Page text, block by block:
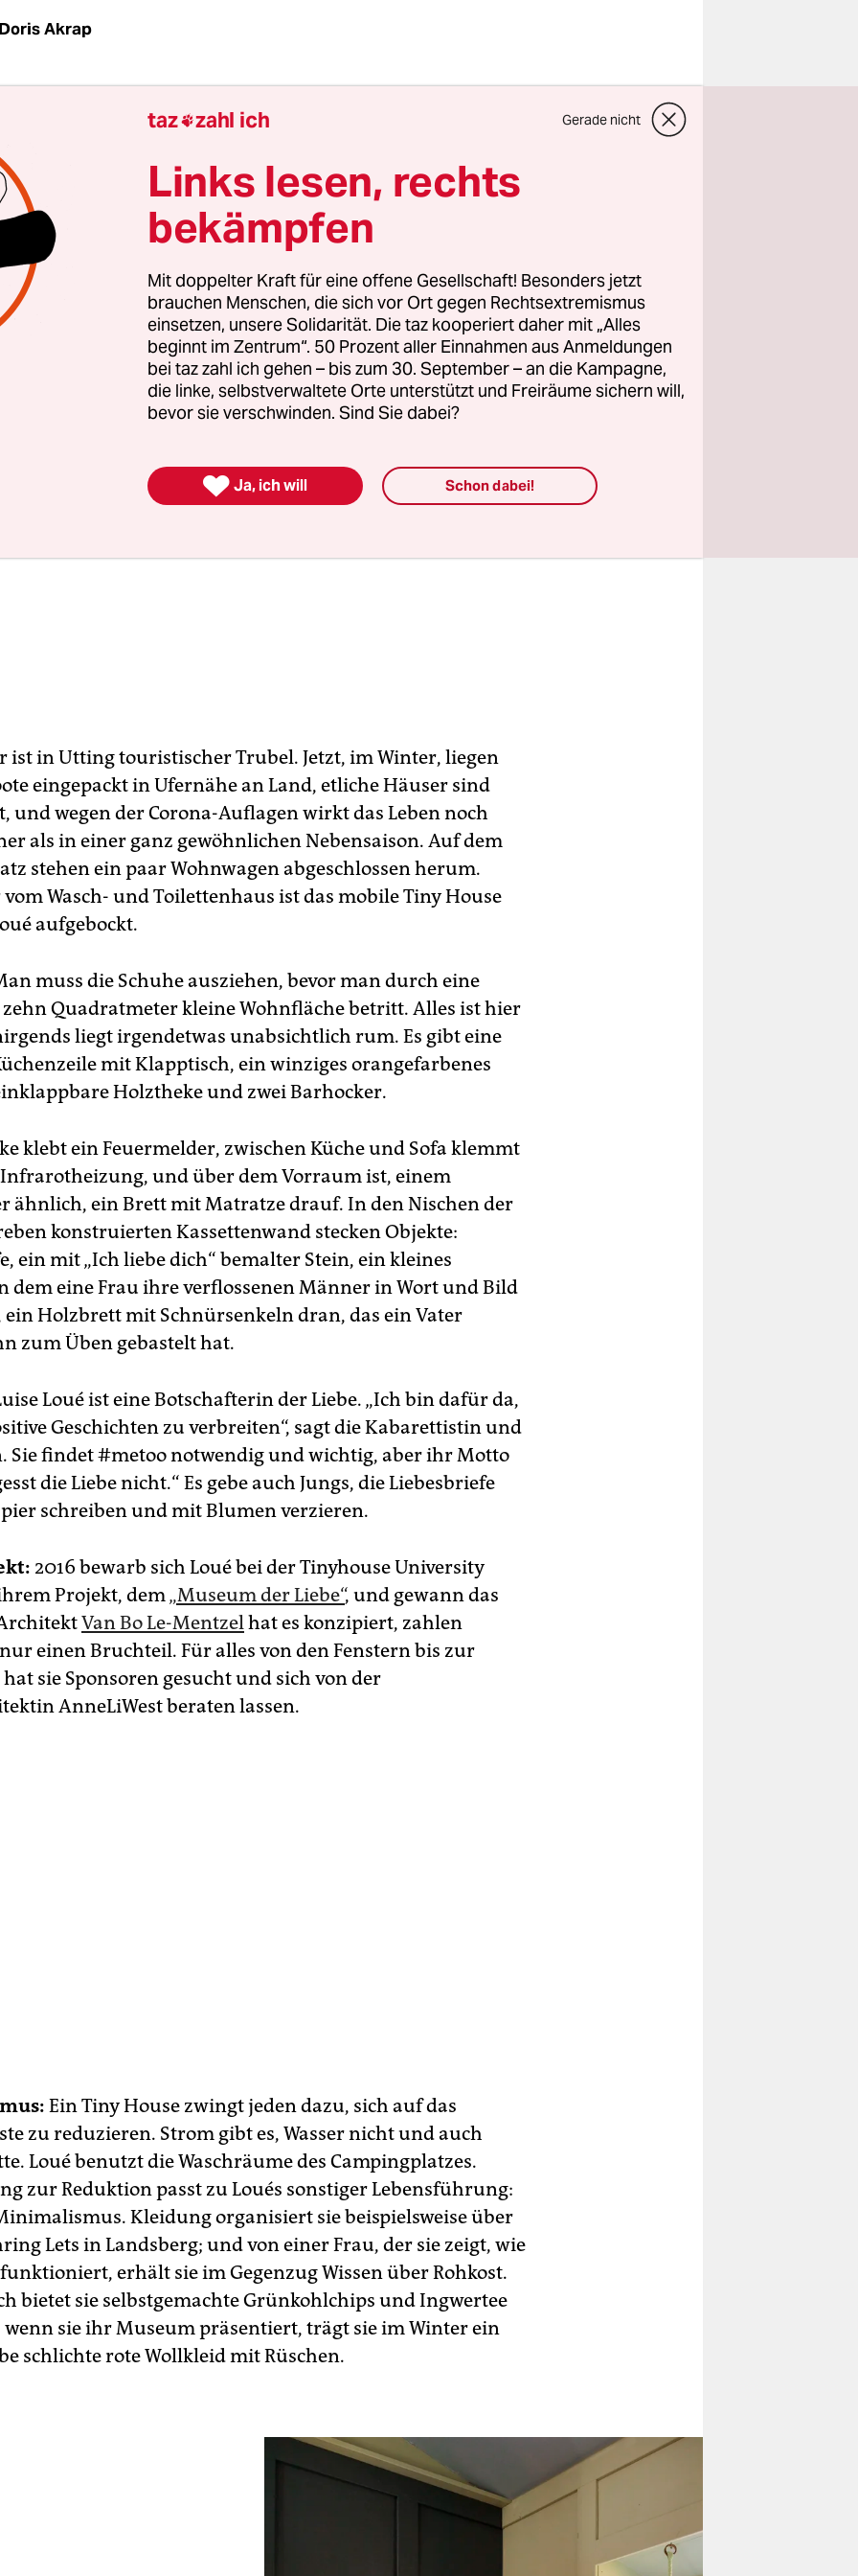
Akrap
sich immer Objekte, um sich zu manifestieren. Luise
sie – und stellt sie in ihrem Tiny House aus.
Utting am Ammersee leben etwa 4.000 Menschen.
hält ein Zug aus Augsburg. Langsam gleitet die
weiß angestrichene Regionalbahn aus den sanften
Endmoränenlandschaft an das Westufer des
schaut man im Süden auf ein atemberaubendes
auf den Heiligen Berg und das Kloster Andechs sowie
der Erdfunkstelle Raisting.
ist in Utting touristischer Trubel. Jetzt, im Winter, liegen
eingepackt in Ufernähe an Land, etliche Häuser sind
und wegen der Corona-Auflagen wirkt das Leben noch
als in einer ganz gewöhnlichen Nebensaison. Auf dem
stehen ein paar Wohnwagen abgeschlossen herum.
Wasch- und Toilettenhaus ist das mobile Tiny House
aufgebockt.
muss die Schuhe ausziehen, bevor man durch eine
Quadratmeter kleine Wohnfläche betritt. Alles ist hier
liegt irgendetwas unabsichtlich rum. Es gibt eine
mit Klapptisch, ein winziges orangefarbenes
Holztheke und zwei Barhocker.
klebt ein Feuermelder, zwischen Küche und Sofa klemmt
und über dem Vorraum ist, einem
ähnlich, ein Brett mit Matratze drauf. In den Nischen der
konstruierten Kassettenwand stecken Objekte:
ein mit „Ich liebe dich“ bemalter Stein, ein kleines
dem eine Frau ihre verflossenen Männer in Wort und Bild
Holzbrett mit Schnürsenkeln dran, das ein Vater
zum Üben gebastelt hat.
Loué ist eine Botschafterin der Liebe. „Ich bin dafür da,
Geschichten zu verbreiten“, sagt die Kabarettistin und
Sie findet #metoo notwendig und wichtig, aber ihr Motto
die Liebe nicht.“ Es gebe auch Jungs, die Liebesbriefe
schreiben und mit Blumen verzieren.
2016 bewarb sich Loué bei der Tinyhouse University
Projekt, dem„Museum der Liebe“, und gewann das
Van Bo Le-Mentzelhat es konzipiert, zahlen
einen Bruchteil. Für alles von den Fenstern bis zur
sie Sponsoren gesucht und sich von der
AnneLiWest beraten lassen.
Ein Tiny House zwingt jeden dazu, sich auf das
zu reduzieren. Strom gibt es, Wasser nicht und auch
Loué benutzt die Waschräume des Campingplatzes.
zur Reduktion passt zu Loués sonstiger Lebensführung:
Kleidung organisiert sie beispielsweise über
Lets in Landsberg; und von einer Frau, der sie zeigt, wie
erhält sie im Gegenzug Wissen über Rohkost.
bietet sie selbstgemachte Grünkohlchips und Ingwertee
sie ihr Museum präsentiert, trägt sie im Winter ein
schlichte rote Wollkleid mit Rüschen.
taz zahl ich Gerade nicht
Links lesen, rechts
bekämpfen
Mit doppelter Kraft für eine offene Gesellschaft! Besonders jetzt
brauchen Menschen, die sich vor Ort gegen Rechtsextremismus
einsetzen, unsere Solidarität. Die taz kooperiert daher mit „Alles
beginnt im Zentrum“. 50 Prozent aller Einnahmen aus Anmeldungen
bei taz zahl ich gehen – bis zum 30. September – an die Kampagne,
die linke, selbstverwaltete Orte unterstützt und Freiräume sichern will,
bevor sie verschwinden. Sind Sie dabei?
 Ja, ich will Schon dabei!